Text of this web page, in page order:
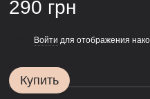
290 грн
Войти для отображения
Купить